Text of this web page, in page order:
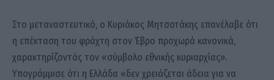
Στο μεταναστευτικό, ο Κυριάκος Μητσοτάκης επανέλαβε ότι
η επέκταση του φράχτη στον Έβρο προχωρά κανονικά,
χαρακτηρίζοντάς τον «σύμβολο εθνικής κυριαρχίας».
Υπογράμμισε ότι η Ελλάδα «δεν χρειάζεται άδεια για να